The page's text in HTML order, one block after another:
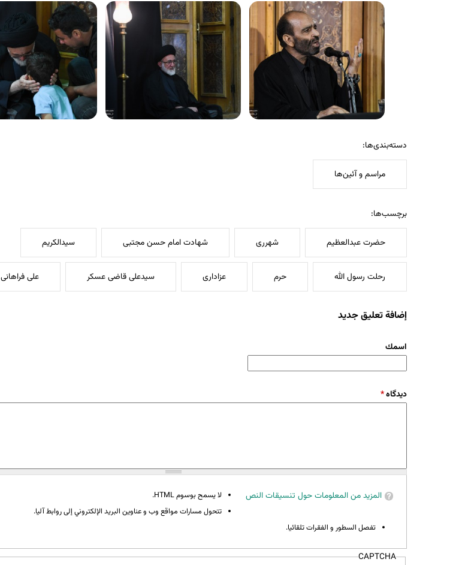
دسته‌بندی‌ها:
مراسم و آئین‌ها
برچسب‌ها:
حضرت عبدالعظیم شهرری شهادت امام حسن مجتبی سیدالکریم
رحلت رسول الله حرم عزاداری سیدعلی قاضی عسکر علی فراهانی
إضافة تعليق جديد
‏اسمك ‏
‏دیدگاه ‏*
المزيد من المعلومات حول تنسيقات النص
لا يسمح بوسوم HTML.
تتحول مسارات مواقع وب و عناوين البريد الإلكتروني إلى روابط آليا.
تفصل السطور و الفقرات تلقائيا.
CAPTCHA